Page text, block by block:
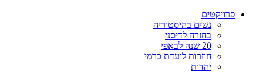
פרויקטים
נשים בהיסטוריה
בחזרה לדיסני
20 שנה לבאפי
חוזרות לועדת כרמי
יהדות